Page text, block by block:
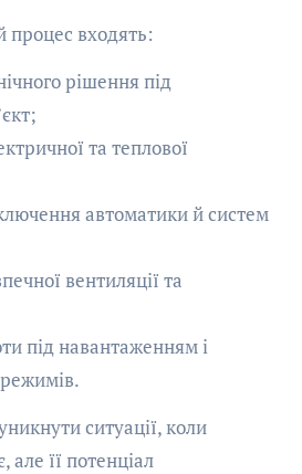
процес входять:
рішення під
та теплової
автоматики й систем
вентиляції та
під навантаженням і
ситуації, коли
але її потенціал